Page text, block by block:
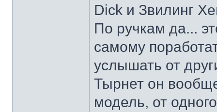
Dick и Звилинг
По ручкам да...
самому
услышать от
Тырнет он
модель, от